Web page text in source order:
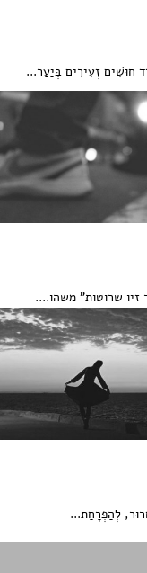
חוּשִׁים זְעִירִים בְּיַעַר...
זיו שרוטות" משהו....
לְהַפְרָחַת...